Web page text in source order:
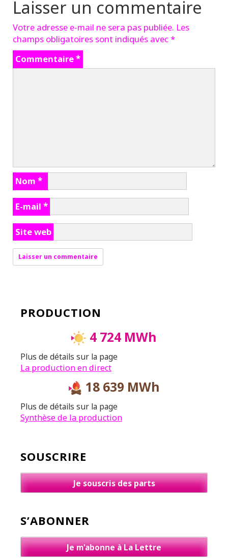
Laisser un commentaire
Votre adresse e-mail ne sera pas publiée. Les
champs obligatoires sont indiqués avec*
Commentaire*
Nom *
E-mail *
Site web
PRODUCTION
4 724 MWh
Plus de détails sur la page
La production en direct
18 639 MWh
Plus de détails sur la page
Synthèse de la production
SOUSCRIRE
Je souscris des parts
S’ABONNER
Je m'abonne à La Lettre